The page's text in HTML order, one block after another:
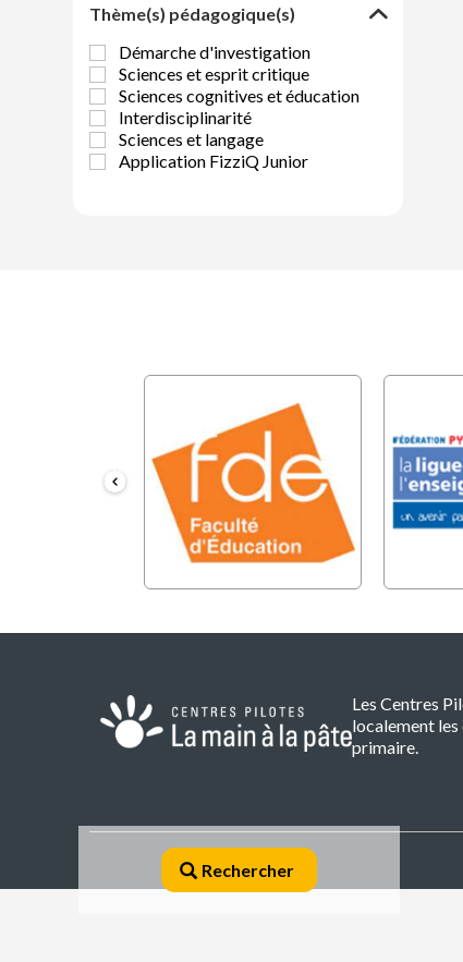
Thème(s) pédagogique(s)
Démarche d'investigation
Sciences et esprit critique
Sciences cognitives et éducation
Interdisciplinarité
Sciences et langage
Application FizziQ Junior
Rechercher
Les Centres
localement les
primaire.
CP